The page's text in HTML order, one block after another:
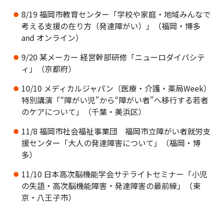
8/19 福岡市教育センター「学校や家庭・地域みんなで
考える支援の在り方（発達障がい）」（福岡・博多
and オンライン）
9/20 某メーカー 経営幹部研修「ニューロダイバシテ
ィ」（京都府）
10/10 メディカルジャパン（医療・介護・薬局Week）
特別講演「“障がい児”から“障がい者”へ移行する若者
のケアについて」（千葉・美浜区）
11/8 福岡市社会福祉事業団 福岡市立障がい者就労支
援センター「大人の発達障害について」（福岡・博
多）
11/10 日本高次脳機能学会サテライトセミナー「小児
の失語・高次脳機能障害・発達障害の最前線」（東
京・八王子市）